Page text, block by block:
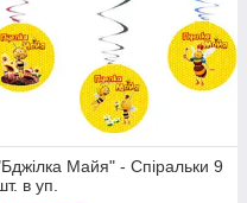
Майя" - Спіральки 9
в уп.